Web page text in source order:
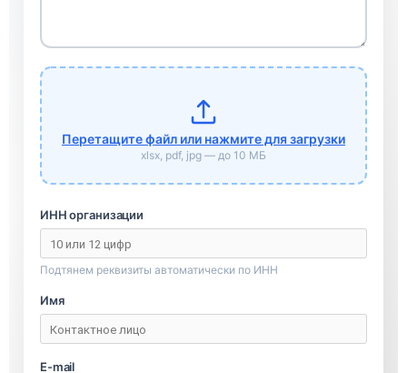
Перетащите файл или нажмите для загрузки
xlsx, pdf, jpg — до 10 МБ
ИНН организации
Подтянем реквизиты автоматически по ИНН
Имя
E-mail